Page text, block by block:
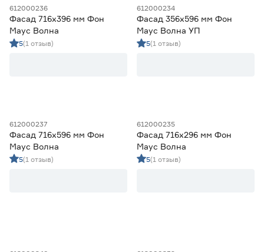
Ширина (мм)
Гарантия
612000236
Фасад 716х396 мм Фон
Маус Волна
5(1 отзыв)
612000234
Фасад 356х596 мм Фон
Маус Волна УП
5(1 отзыв)
612000237
Фасад 716х596 мм Фон
Маус Волна
5(1 отзыв)
612000235
Фасад 716х296 мм Фон
Маус Волна
5(1 отзыв)